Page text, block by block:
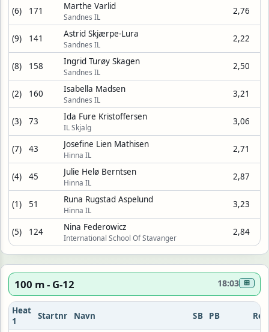
(6) 171 Marthe Varlid
Sandnes IL
2,76
(9) 141 Astrid Skjærpe-Lura
Sandnes IL
2,22
(8) 158 Ingrid Turøy Skagen
Sandnes IL
2,50
(2) 160 Isabella Madsen
Sandnes IL
3,21
(3) 73 Ida Fure Kristoffersen
IL Skjalg
3,06
(7) 43 Josefine Lien Mathisen
Hinna IL
2,71
(4) 45 Julie Helø Berntsen
Hinna IL
2,87
(1) 51 Runa Rugstad Aspelund
Hinna IL
3,23
(5) 124 Nina Federowicz
International School Of Stavanger
2,84
100 m - G-12 18:03 ⊞
Heat
1
Startnr Navn SB PB Res